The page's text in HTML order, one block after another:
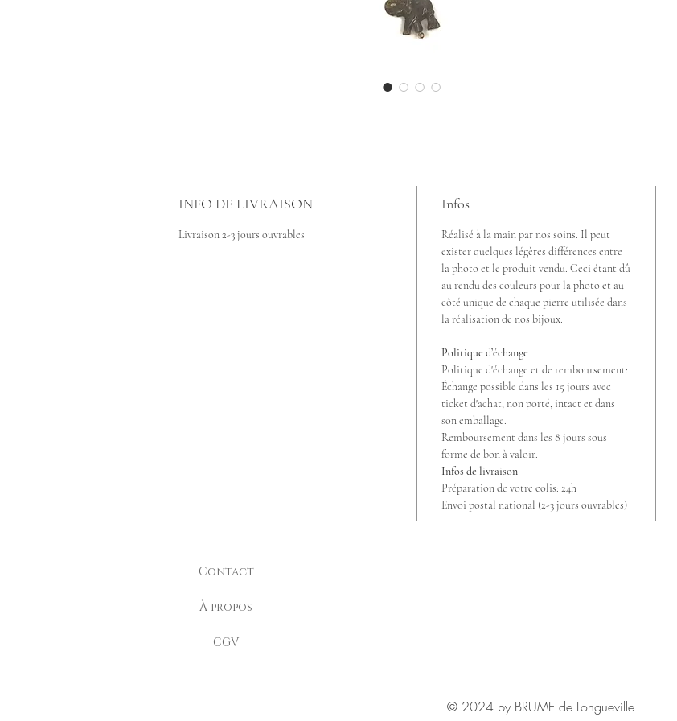
INFO DE LIVRAISON
Livraison 2-3 jours ouvrables
Infos
Réalisé à la main par nos soins. Il peut
exister quelques légères différences entre
la photo et le produit vendu. Ceci étant dû
au rendu des couleurs pour la photo et au
côté unique de chaque pierre utilisée dans
la réalisation de nos bijoux.
Politique d’échange
Politique d'échange et de remboursement:
Échange possible dans les 15 jours avec
ticket d'achat, non porté, intact et dans
son emballage.
Remboursement dans les 8 jours sous
forme de bon à valoir.
Infos de livraison
Préparation de votre colis: 24h
Envoi postal national (2-3 jours ouvrables)
Contact
À propos
CGV
© 2024 by BRUME de Longueville